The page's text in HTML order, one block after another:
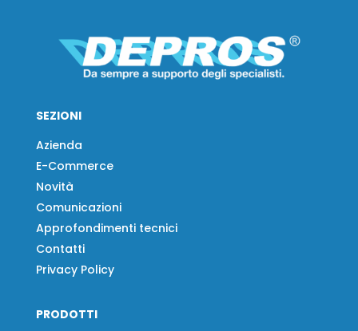
SEZIONI
Azienda
E-Commerce
Novità
Comunicazioni
Approfondimenti tecnici
Contatti
Privacy Policy
PRODOTTI